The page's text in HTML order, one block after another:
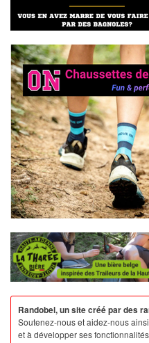
Randobel, un site créé par des
Soutenez-nous et aidez-nous
et à développer ses